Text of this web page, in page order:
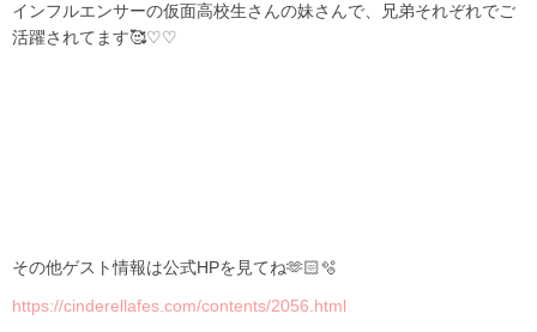
インフルエンサーの仮面高校生さんの妹さんで、兄弟それぞれでご
活躍されてます🥰♡♡
その他ゲスト情報は公式HPを見てね🫶🏻🫧
https://cinderellafes.com/contents/2056.html